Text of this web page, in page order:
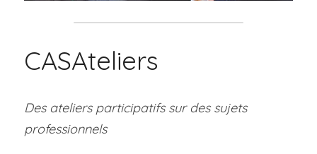
CASAteliers
Des ateliers participatifs sur des sujets
professionnels